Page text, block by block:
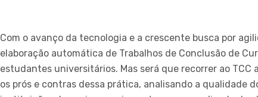
Com o avanço da tecnologia e a crescente busca por
elaboração automática de Trabalhos de Conclusão de
estudantes universitários. Mas será que recorrer ao
os prós e contras dessa prática, analisando a qualidade